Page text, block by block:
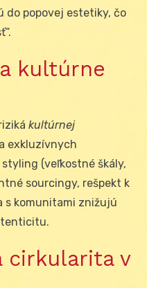
do popovej estetiky, čo
kultúrne
kultúrnej
exkluzívnych
(veľkostné škály,
sourcingy, rešpekt k
s komunitami znižujú
cirkularita v